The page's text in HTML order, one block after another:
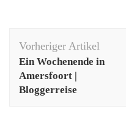
Vorheriger Artikel
Ein Wochenende in
Amersfoort |
Bloggerreise